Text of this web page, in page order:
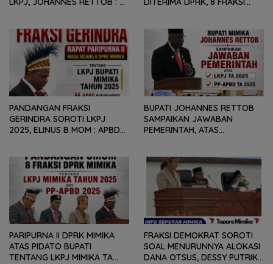
PENURUNAN FISKAL DAERAH
KEPADA PEMERINTAH DAERAH
PANDANGAN FRAKSI
GERINDRA SOROTI LKPJ
2025, ELINUS B MOM : APBD
TETAPI SEJAUH MANA
MAMPU MENJAWAB
KEBUTUHAN MASYARAKAT
BUPATI JOHANNES RETTOB
SAMPAIKAN JAWABAN
PEMERINTAH, ATAS
DAN RANPERDA PP- APBD
TAHUN ANGGARAN 2025
PARIPURNA II DPRK MIMIKA
ATAS PIDATO BUPATI
TENTANG LKPJ MIMIKA TA
FRAKSI DEMOKRAT SOROTI
SOAL MENURUNNYA ALOKASI
DANA OTSUS, DESSY PUTRIKA